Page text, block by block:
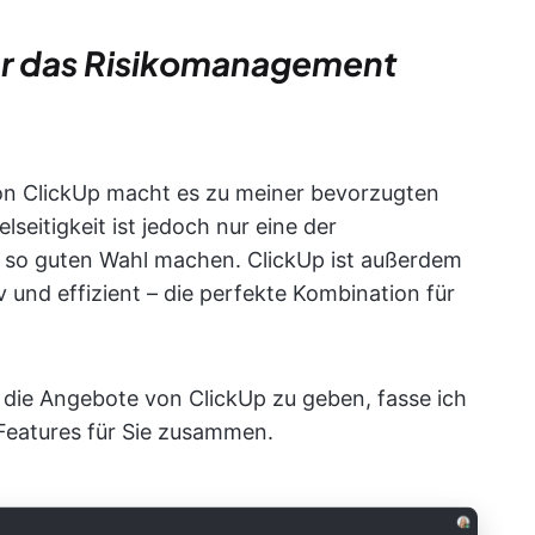
das Risikomanagement
ClickUp macht es zu meiner bevorzugten
ist jedoch nur eine der
guten Wahl machen. ClickUp ist außerdem
und effizient – die perfekte Kombination für
Angebote von ClickUp zu geben, fasse ich
für Sie zusammen.